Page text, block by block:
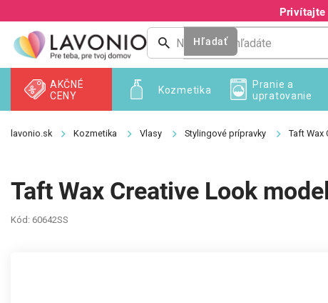
na
obsah
Privítajte
Hľadať
Kozmetika
AKČNÉ
CENY
Pranie a
upratovanie
Kozmetika Vlasy Stylingové prípravky Taft Wax
Taft Wax Creative Look
Kód: 60642SS